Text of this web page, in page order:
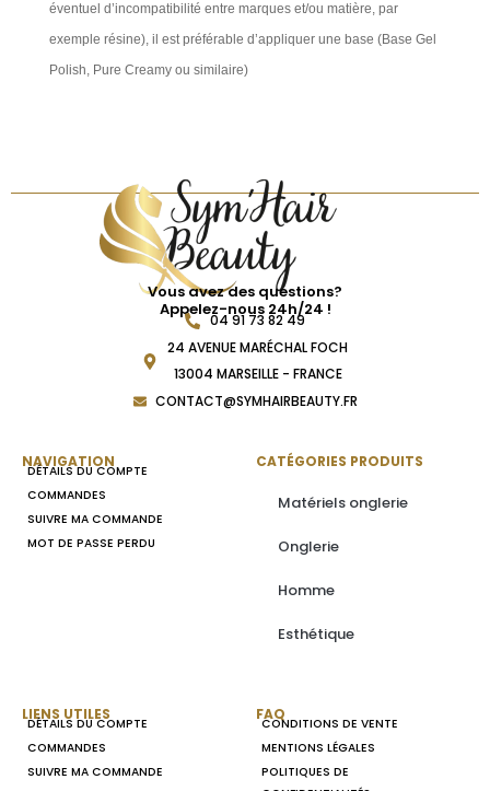
éventuel d’incompatibilité entre marques et/ou matière, par
exemple résine), il est préférable d’appliquer une base (Base Gel
Polish, Pure Creamy ou similaire)
Vous avez des questions?
Appelez-nous 24h/24 !
04 91 73 82 49
24 AVENUE MARÉCHAL FOCH
13004 MARSEILLE - FRANCE
CONTACT@SYMHAIRBEAUTY.FR
NAVIGATION
DÉTAILS DU COMPTE
COMMANDES
SUIVRE MA COMMANDE
MOT DE PASSE PERDU
CATÉGORIES PRODUITS
Matériels onglerie
Onglerie
Homme
Esthétique
LIENS UTILES
DÉTAILS DU COMPTE
COMMANDES
SUIVRE MA COMMANDE
FAQ
CONDITIONS DE VENTE
MENTIONS LÉGALES
POLITIQUES DE